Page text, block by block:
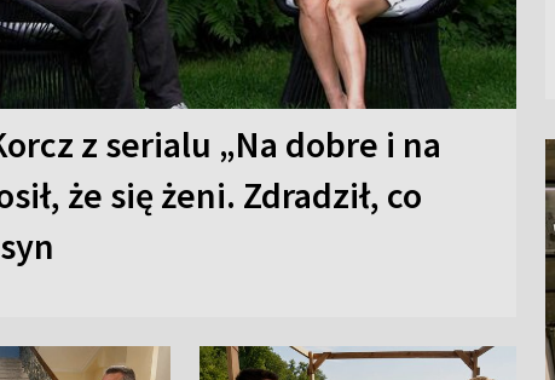
z serialu „Na dobre i na
że się żeni. Zdradził, co